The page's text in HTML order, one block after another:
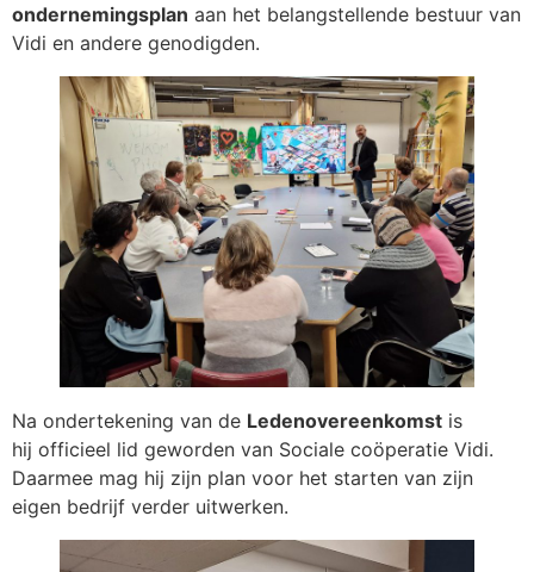
ondernemingsplan aan het belangstellende bestuur van
Vidi en andere genodigden.
Na ondertekening van de Ledenovereenkomst is
hij officieel lid geworden van Sociale coöperatie Vidi.
Daarmee mag hij zijn plan voor het starten van zijn
eigen bedrijf verder uitwerken.